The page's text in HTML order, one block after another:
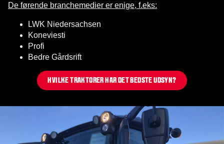
De førende branchemedier er enige, f.eks:
LWK Niedersachsen
Koneviesti
Profi
Bedre Gårdsrift
HVILKE TRAKTORER HAR DET BEDSTE UDSYN?